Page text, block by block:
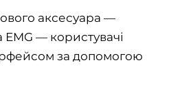
аксесуара —
— користувачі
за допомогою